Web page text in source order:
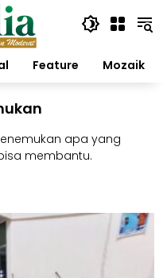
Feature Mozaik
apa yang
membantu.